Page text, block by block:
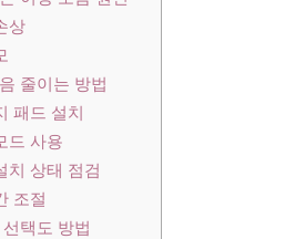
상
줄이는 방법
패드 설치
드 사용
치 상태 점검
조절
택도 방법